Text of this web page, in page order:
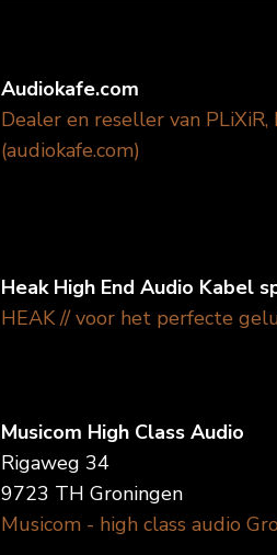
Audiokafe.com
Dealer en reseller van
(audiokafe.com)
Heak High End Audio Kabel
HEAK // voor het perfecte
Musicom High Class Audio
Rigaweg 34
9723 TH Groningen
Musicom - high class audio